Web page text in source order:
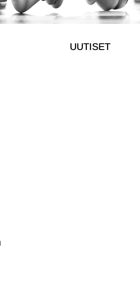
UUTISET